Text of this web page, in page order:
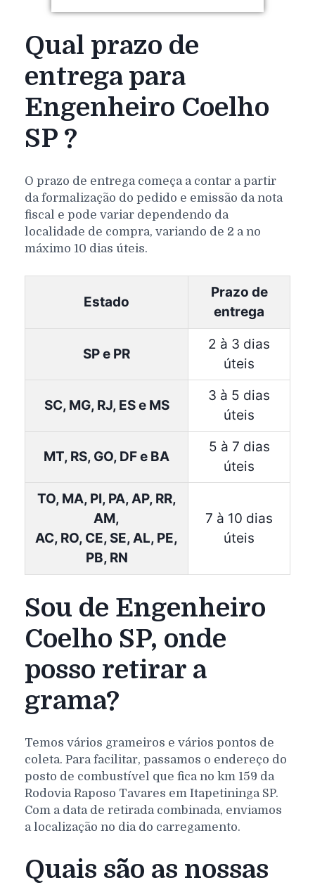
Qual prazo de
entrega para
Engenheiro Coelho
SP ?
O prazo de entrega começa a contar a partir
da formalização do pedido e emissão da nota
fiscal e pode variar dependendo da
localidade de compra, variando de 2 a no
máximo 10 dias úteis.
Estado
Prazo de
entrega
SP e PR
2 à 3 dias
úteis
SC, MG, RJ, ES e MS
3 à 5 dias
úteis
MT, RS, GO, DF e BA
5 à 7 dias
úteis
TO, MA, PI, PA, AP, RR,
AM,
AC, RO, CE, SE, AL, PE,
PB, RN
7 à 10 dias
úteis
Sou de Engenheiro
Coelho SP, onde
posso retirar a
grama?
Temos vários grameiros e vários pontos de
coleta. Para facilitar, passamos o endereço do
posto de combustível que fica no km 159 da
Rodovia Raposo Tavares em Itapetininga SP.
Com a data de retirada combinada, enviamos
a localização no dia do carregamento.
Quais são as nossas